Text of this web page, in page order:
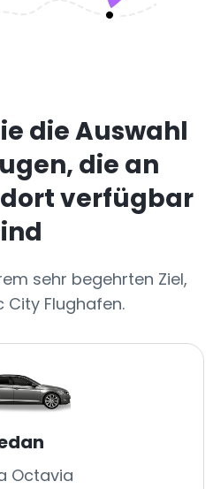
die Auswahl
die an
verfügbar
sehr begehrten Ziel,
City Flughafen.
Octavia